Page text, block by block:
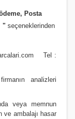
Posta
" seçeneklerinden
Tel :
analizleri
veya memnun
ve ambalajı hasar